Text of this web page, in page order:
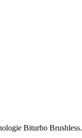
Biturbo Brushless.